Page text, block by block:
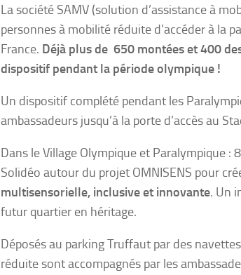
La société SAMV (solution d’assistance à
personnes à mobilité réduite d’accéder à la
France. Déjà plus de 650 montées et 400
dispositif pendant la période olympique !
Un dispositif complété pendant les
ambassadeurs jusqu’à la porte d’accès au
Dans le Village Olympique et Paralympique :
Solidéo autour du projet OMNISENS pour
multisensorielle, inclusive et innovante. Un
futur quartier en héritage.
Déposés au parking Truffaut par des
réduite sont accompagnés par les